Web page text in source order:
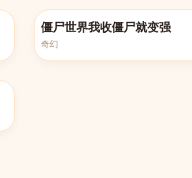
僵尸世界我收僵尸就变强
奇幻